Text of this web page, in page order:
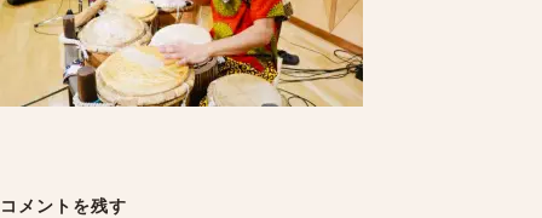
navigation
コメントを残す